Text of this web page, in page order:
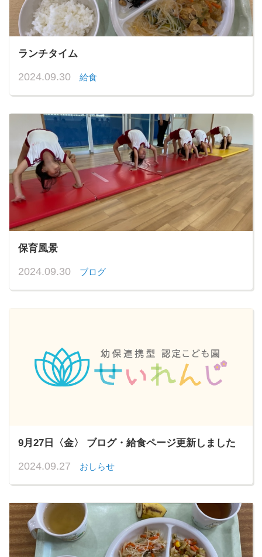
ランチタイム
2024.09.30 給食
保育風景
2024.09.30 ブログ
9月27日〈金〉 ブログ・給食ページ更新しました
2024.09.27 おしらせ